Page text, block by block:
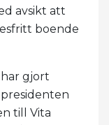
avsikt att
boende
gjort
till Vita